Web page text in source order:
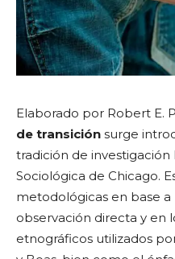
Elaborado por Robert E.
de transición surge
tradición de investigación
Sociológica de Chicago.
metodológicas en base a
observación directa y en
etnográficos utilizados